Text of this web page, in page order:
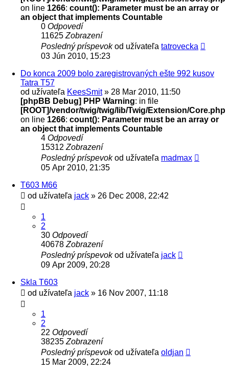
on line 1266: count(): Parameter must be an array or
an object that implements Countable
0 Odpovedí
11625 Zobrazení
Posledný príspevokod užívateľa tatrovecka
03 Jún 2010, 15:23
Do konca 2009 bolo zaregistrovaných ešte 992 kusov
Tatra T57
od užívateľa KeesSmit» 28 Mar 2010, 11:50
[phpBB Debug] PHP Warning: in file
[ROOT]/vendor/twig/twig/lib/Twig/Extension/Core.php
on line 1266: count(): Parameter must be an array or
an object that implements Countable
4 Odpovedí
15312 Zobrazení
Posledný príspevokod užívateľa madmax
05 Apr 2010, 21:35
T603 M66
od užívateľa jack » 26 Dec 2008, 22:42
1
2
30 Odpovedí
40678 Zobrazení
Posledný príspevokod užívateľa jack
09 Apr 2009, 20:28
Skla T603
od užívateľa jack » 16 Nov 2007, 11:18
1
2
22 Odpovedí
38235 Zobrazení
Posledný príspevokod užívateľa oldjan
15 Mar 2009, 22:24